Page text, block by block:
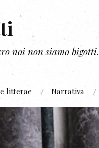
noi non siamo bigotti.
litterae Narrativa